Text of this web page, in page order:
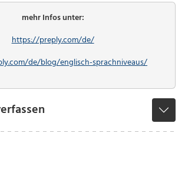
mehr Infos unter:
https://preply.com/de/
de/blog/englisch-sprachniveaus/